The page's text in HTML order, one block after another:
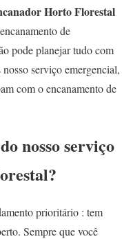
Horto Florestal
de
pode planejar tudo com
serviço emergencial,
com o encanamento de
nosso serviço
prioritário : tem
Sempre que você